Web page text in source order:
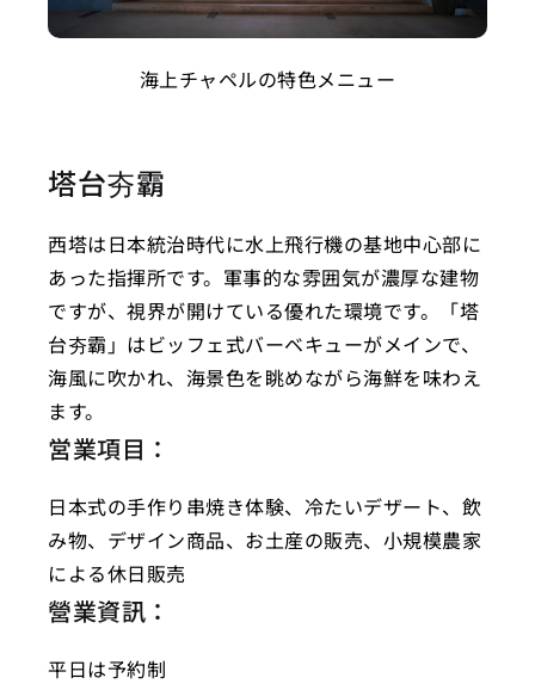
海上チャペルの特色メニュー
塔台夯霸
西塔は日本統治時代に水上飛行機の基地中心部に
あった指揮所です。軍事的な雰囲気が濃厚な建物
ですが、視界が開けている優れた環境です。「塔
台夯霸」はビッフェ式バーベキューがメインで、
海風に吹かれ、海景色を眺めながら海鮮を味わえ
ます。
営業項目：
日本式の手作り串焼き体験、冷たいデザート、飲
み物、デザイン商品、お土産の販売、小規模農家
による休日販売
營業資訊：
平日は予約制